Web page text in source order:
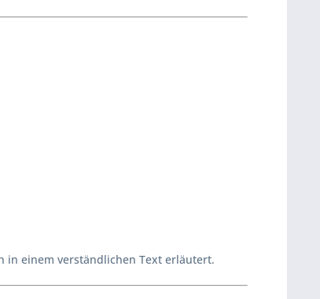
in einem verständlichen Text erläutert.